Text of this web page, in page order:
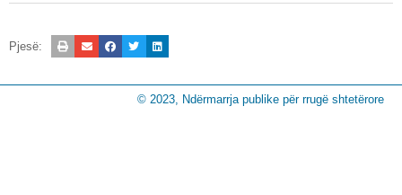
Pjesë:
© 2023, Ndërmarrja publike për rrugë shtetërore